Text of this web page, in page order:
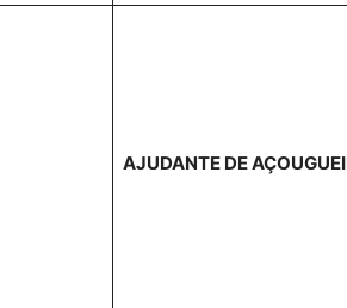
AJUDANTE DE